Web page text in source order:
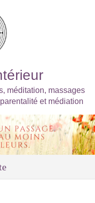
méditation, massages
et médiation